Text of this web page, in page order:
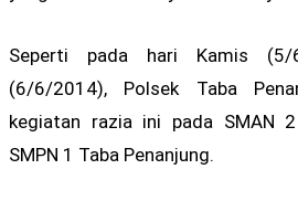
Seperti pada hari Kamis
(6/6/2014), Polsek Taba
kegiatan razia ini pada SMAN
SMPN 1 Taba Penanjung.